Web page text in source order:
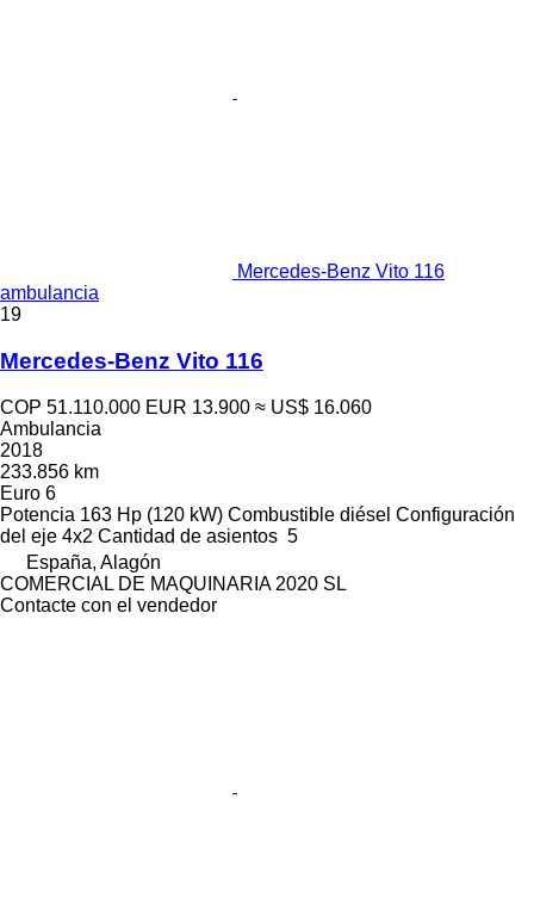
Mercedes-Benz Vito 116
ambulancia
19
Mercedes-Benz Vito 116
COP 51.110.000 EUR 13.900 ≈ US$ 16.060
Ambulancia
2018
233.856 km
Euro 6
Potencia 163 Hp (120 kW) Combustible diésel Configuración
del eje 4x2 Cantidad de asientos 5
España, Alagón
COMERCIAL DE MAQUINARIA 2020 SL
Contacte con el vendedor